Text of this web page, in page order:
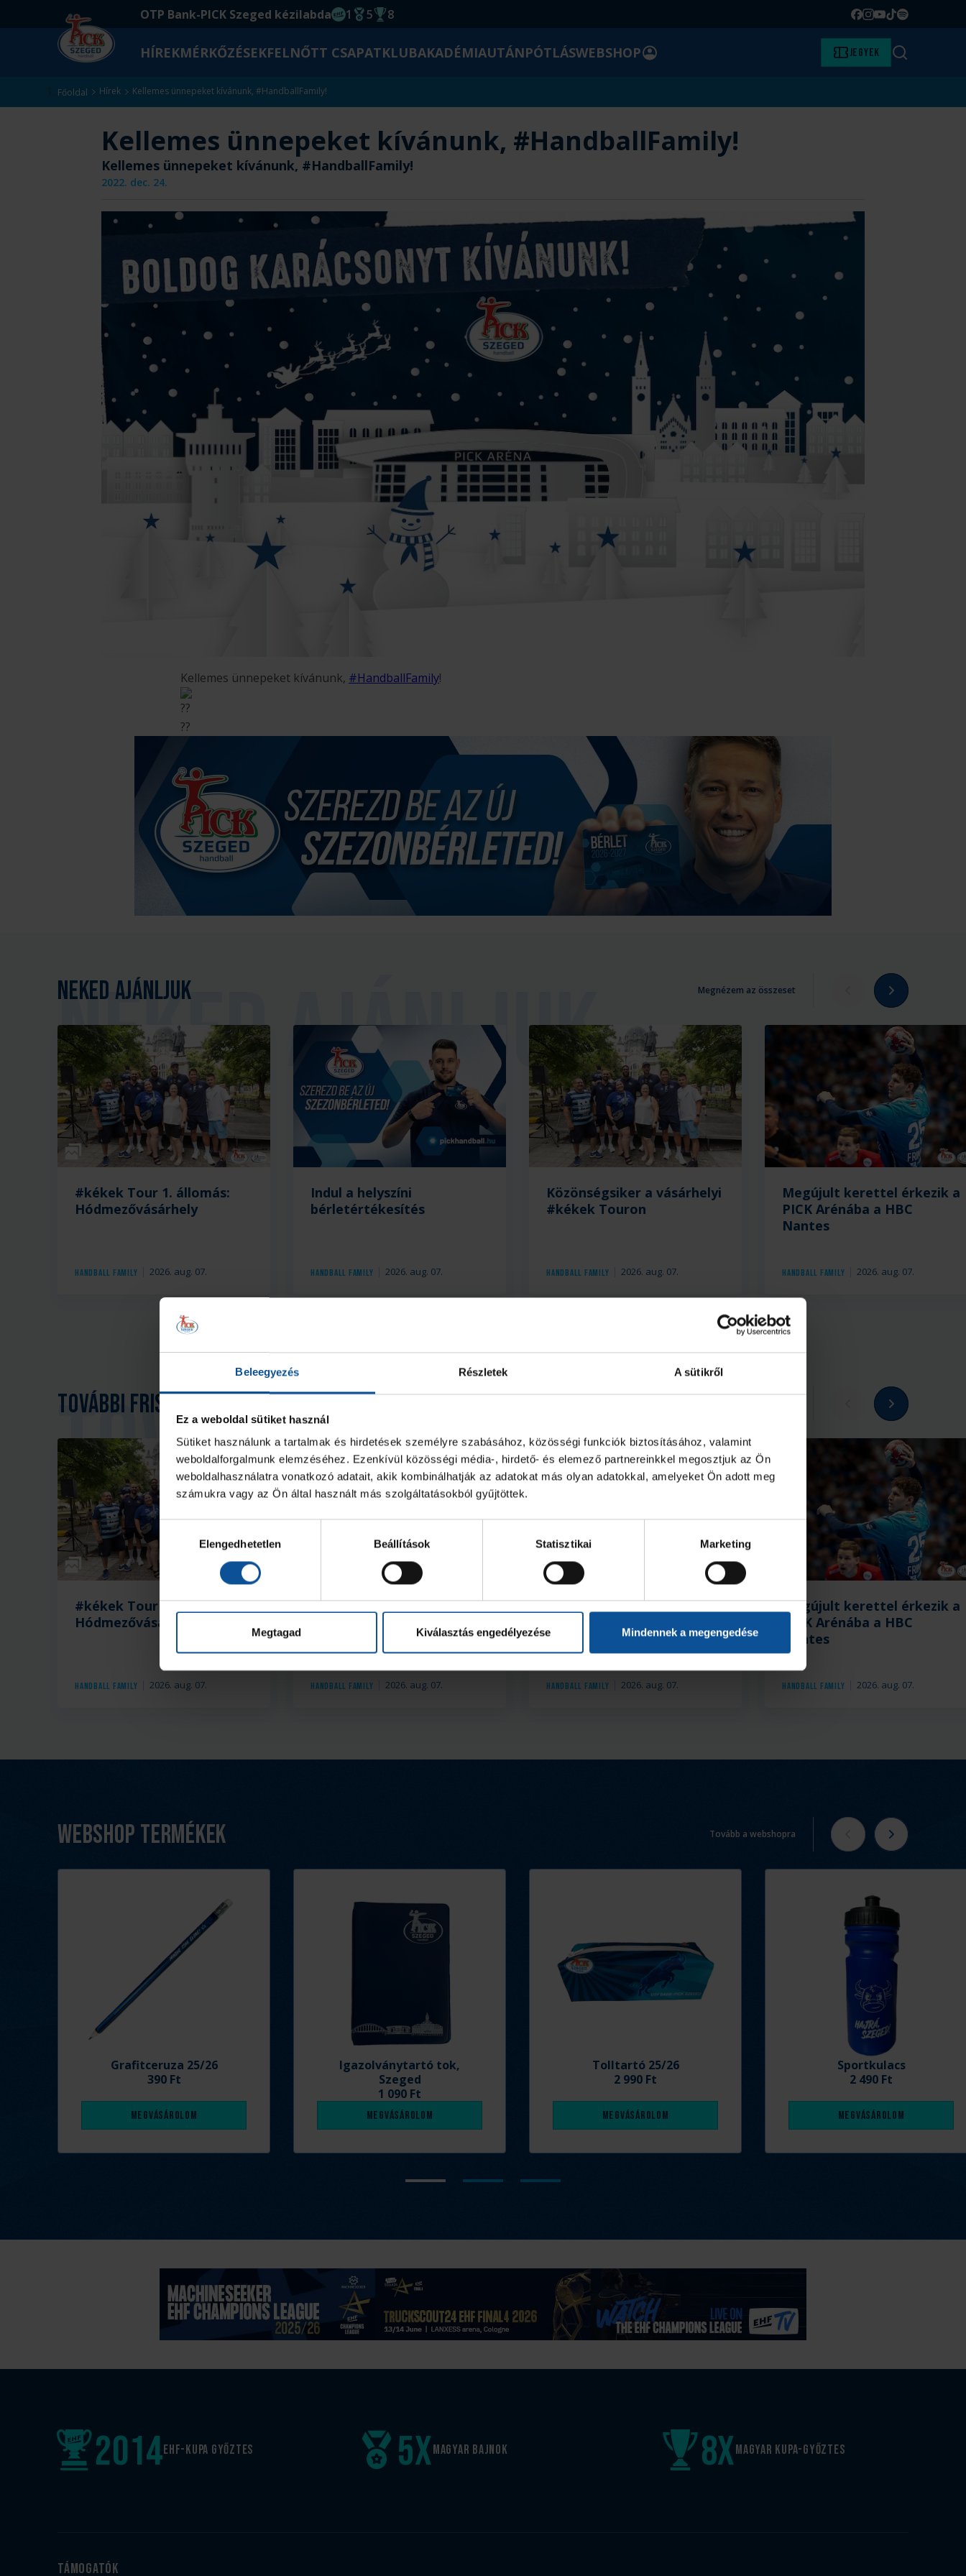
Beleegyezés Részletek A sütikről
Ez a weboldal sütiket használ
Sütiket használunk a tartalmak és hirdetések személyre szabásához, közösségi funkciók biztosításához, valamint
weboldalforgalmunk elemzéséhez. Ezenkívül közösségi média-, hirdető- és elemező partnereinkkel megosztjuk az Ön
weboldalhasználatra vonatkozó adatait, akik kombinálhatják az adatokat más olyan adatokkal, amelyeket Ön adott meg
számukra vagy az Ön által használt más szolgáltatásokból gyűjtöttek.
kiválasztásaElengedhetetlen Beállítások Statisztikai Marketing
Megtagad Kiválasztás engedélyezése Mindennek a megengedése
OTP Bank-PICK Szeged kézilabda
EHF kupagyőzelem 2014
1
Magyar Bajnoki cím
5
Magyar-Kupa győzelem
8 Facebook
Instagram
YouTube
TikTok
Spotify
HÍREKMÉRKŐZÉSEKFELNŐTT CSAPATKLUBAKADÉMIAUTÁNPÓTLÁSWEBSHOPBELÉPÉS Jegyek Keresés
Főoldal Hírek Kellemes ünnepeket kívánunk, #HandballFamily!
Kellemes ünnepeket kívánunk, #HandballFamily!
Kellemes ünnepeket kívánunk, #HandballFamily!
2022. dec. 24.
Kellemes ünnepeket kívánunk, #HandballFamily!
Neked ajánljuk Megnézem az összeset
Galéria
Handball Family 2026. aug. 07.
#kékek Tour 1. állomás:
Hódmezővásárhely
Handball Family 2026. aug. 07.
Indul a helyszíni
bérletértékesítés
Handball Family 2026. aug. 07.
Közönségsiker a vásárhelyi
#kékek Touron
Handball Family 2026. aug. 07.
Megújult kerettel érkezik a
PICK Arénába a HBC
Nantes
További friss hírek
Galéria
Handball Family 2026. aug. 07.
#kékek Tour 1. állomás:
Hódmezővásárhely
Handball Family 2026. aug. 07.
Indul a helyszíni
Handball Family 2026. aug. 07.
Közönségsiker a vásárhelyi
Handball Family 2026. aug. 07.
Megújult kerettel érkezik a
PICK Arénába a HBC
Nantes
Webshop termékek Tovább a webshopra
Grafitceruza 25/26
390 Ft
Megvásárolom
Igazolványtartó tok,
Szeged
1 090 Ft
Megvásárolom
Tolltartó 25/26
2 990 Ft
Megvásárolom
Sportkulacs
2 490 Ft
Megvásárolom
EHF-Kupa győztes
2014 Magyar bajnok
5x Magyar kupa-győztes
8x
Támogatók